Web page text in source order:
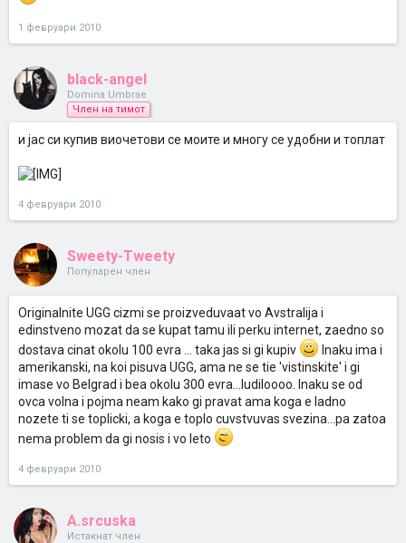
1 февруари 2010
black-angel
Domina Umbrae
Член на тимот
и јас си купив виочетови се моите и многу се удобни и топлат
4 февруари 2010
Sweety-Tweety
Популарен член
Originalnite UGG cizmi se proizveduvaat vo Avstralija i
edinstveno mozat da se kupat tamu ili perku internet, zaedno so
dostava cinat okolu 100 evra ... taka jas si gi kupiv
Inaku ima i
amerikanski, na koi pisuva UGG, ama ne se tie 'vistinskite' i gi
imase vo Belgrad i bea okolu 300 evra...ludiloooo. Inaku se od
ovca volna i pojma neam kako gi pravat ama koga e ladno
nozete ti se toplicki, a koga e toplo cuvstvuvas svezina...pa zatoa
nema problem da gi nosis i vo leto
4 февруари 2010
A.srcuska
Истакнат член